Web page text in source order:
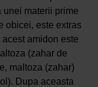
unei materii prime
obicei, este extras
amidon este
(zahar de
maltoza (zahar)
Dupa aceasta